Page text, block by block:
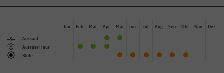
Aussaat
Aussaat Haus
Blüte
Jan. Feb. Mär. Apr. Mai Jun. Jul. Aug. Sep. Okt. Nov. Dez.